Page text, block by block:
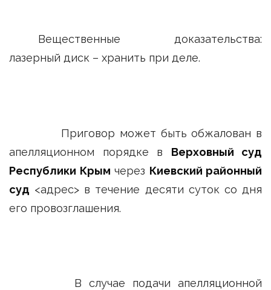
Вещественные доказательства:
лазерный диск – хранить при деле.
Приговор может быть обжалован в
апелляционном порядке в Верховный суд
Республики Крым через Киевский районный
суд <адрес> в течение десяти суток со дня
его провозглашения.
В случае подачи апелляционной